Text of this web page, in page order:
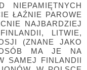
ŁAŹNIE PAROWE
NAJBARDZIEJ
LITWIE,
(ZNANE JAKO
MA JE NA
SAMEJ FINLANDII